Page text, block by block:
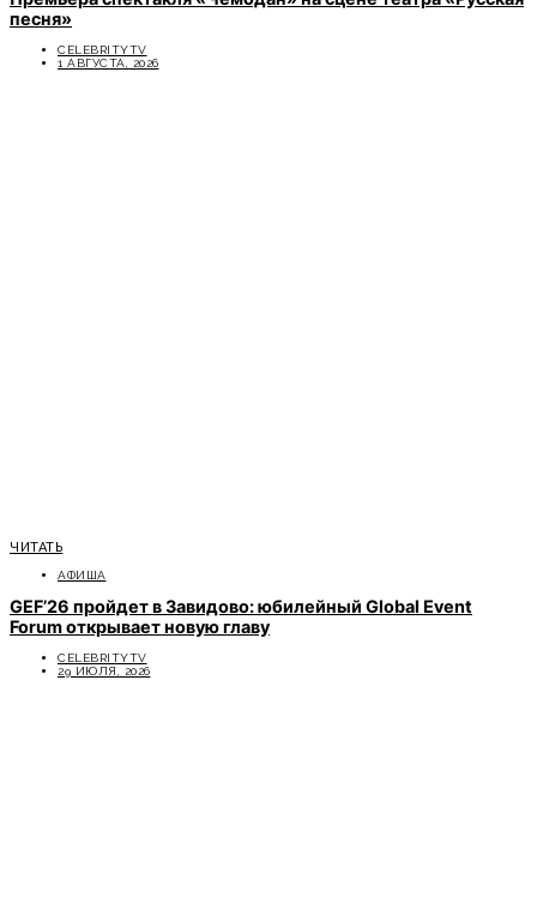
песня»
CELEBRITYTV
1 АВГУСТА, 2026
ЧИТАТЬ
АФИША
GEF’26 пройдет в Завидово: юбилейный Global Event
Forum открывает новую главу
CELEBRITYTV
29 ИЮЛЯ, 2026